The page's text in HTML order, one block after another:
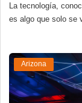
La tecnología,
es algo que solo se
Arizona